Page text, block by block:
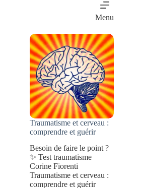
Menu
Traumatisme et cerveau :
comprendre et guérir
Besoin de faire le point ?
✨ Test traumatisme
Corine Fiorenti
Traumatisme et cerveau :
comprendre et guérir